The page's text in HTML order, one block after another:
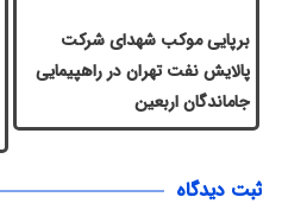
برپایی موکب شهدای شرکت
پالایش نفت تهران در راهپیمایی
جاماندگان اربعین
ثبت دیدگاه